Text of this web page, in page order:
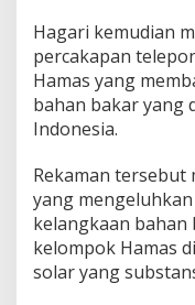
Hagari kemudian
percakapan
Hamas yang
bahan bakar yang
Indonesia.
Rekaman
yang
kelangkaan bahan
kelompok Hamas
solar yang